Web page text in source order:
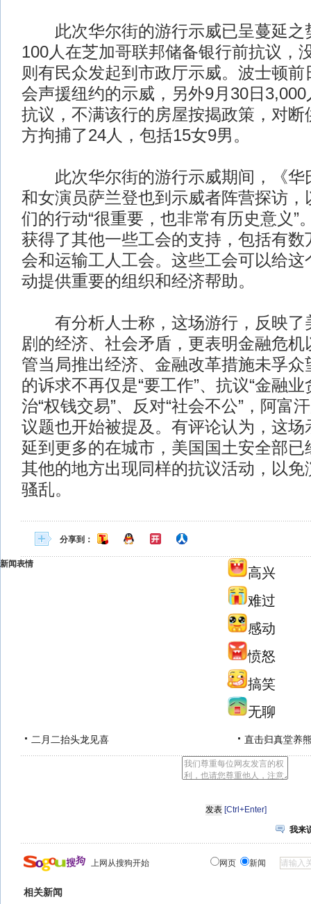
此次华尔街的游行示威已呈蔓延之
100人在芝加哥联邦储备银行前抗议，
则有民众发起到市政厅示威。波士顿前
会声援纽约的示威，另外9月30日
抗议，不满该行的房屋按揭政策，对断
方拘捕了24人，包括15女9男。
此次华尔街的游行示威期间，《华
和女演员萨兰登也到示威者阵营探访，
们的行动“很重要，也非常有历史意义”
获得了其他一些工会的支持，包括有数
会和运输工人工会。这些工会可以给这
动提供重要的组织和经济帮助。
有分析人士称，这场游行，反映了
剧的经济、社会矛盾，更表明金融危
管当局推出经济、金融改革措施未孚众
的诉求不再仅是“要工作”、抗议“金融
治“权钱交易”、反对“社会不公”，阿富
议题也开始被提及。有评论认为，这场
延到更多的在城市，美国国土安全部已
其他的地方出现同样的抗议活动，以免
骚乱。
分享到：
新闻表情
高兴
难过
感动
愤怒
搞笑
无聊
二月二抬头龙见喜 直击归真堂养
[Ctrl+Enter]
我来
上网从搜狗开始 网页 新闻
相关新闻